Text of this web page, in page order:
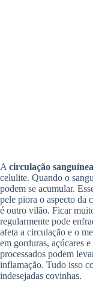
A circulação sanguínea
celulite. Quando o
podem se acumular.
pele piora o aspecto da
é outro vilão. Ficar
regularmente pode
afeta a circulação e o
em gorduras, açúcares
processados podem
inflamação. Tudo isso
indesejadas covinhas.